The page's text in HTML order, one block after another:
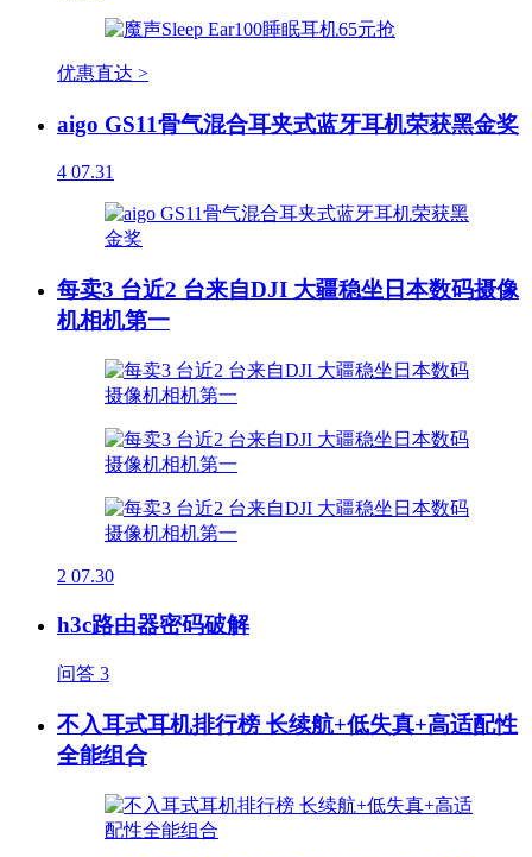
优惠直达 >
aigo GS11骨气混合耳夹式蓝牙耳机荣获黑金奖
4 07.31
每卖3 台近2 台来自DJI 大疆稳坐日本数码摄像
机相机第一
2 07.30
h3c路由器密码破解
问答 3
不入耳式耳机排行榜 长续航+低失真+高适配性
全能组合